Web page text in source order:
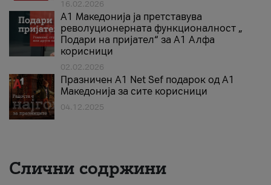
16.02.2026
А1 Македонија ја претставува
револуционерната функционалност „
Подари на пријател“ за А1 Алфа
корисници
02.02.2026
Празничен A1 Net Sеf подарок од А1
Македонија за сите корисници
04.12.2025
Слични содржини